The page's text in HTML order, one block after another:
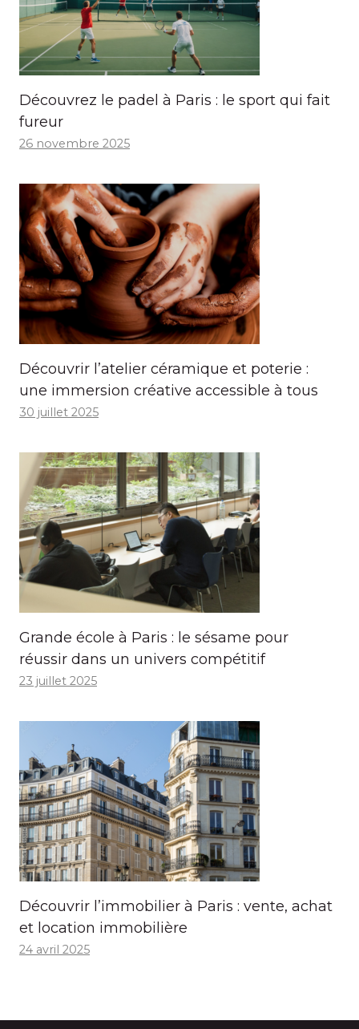
Découvrez le padel à Paris : le sport qui fait
fureur
26 novembre 2025
Découvrir l’atelier céramique et poterie :
une immersion créative accessible à tous
30 juillet 2025
Grande école à Paris : le sésame pour
réussir dans un univers compétitif
23 juillet 2025
Découvrir l’immobilier à Paris : vente, achat
et location immobilière
24 avril 2025